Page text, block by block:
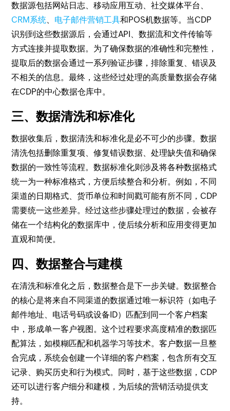
数据源包括网站日志、移动应用互动、社交媒体平台、
CRM系统、 电子邮件营销工具和POS机数据等。当CDP
识别到这些数据源后，会通过API、数据流和文件传输等
方式连接并提取数据。为了确保数据的准确性和完整性，
提取后的数据会通过一系列验证步骤，排除重复、错误及
不相关的信息。最终，这些经过处理的高质量数据会存储
在CDP的中心数据仓库中。
三、数据清洗和标准化
数据收集后，数据清洗和标准化是必不可少的步骤。数据
清洗包括删除重复项、修复错误数据、处理缺失值和确保
数据的一致性等流程。数据标准化则涉及将各种数据格式
统一为一种标准格式，方便后续整合和分析。例如，不同
渠道的日期格式、货币单位和时间戳可能有所不同，CDP
需要统一这些差异。经过这些步骤处理过的数据，会被存
储在一个结构化的数据库中，使后续分析和应用变得更加
直观和简便。
四、数据整合与建模
在清洗和标准化之后，数据整合是下一步关键。数据整合
的核心是将来自不同渠道的数据通过唯一标识符（如电子
邮件地址、电话号码或设备ID）匹配到同一个客户档案
中，形成单一客户视图。这个过程要求高度精准的数据匹
配算法，如模糊匹配和机器学习等技术。客户数据一旦整
合完成，系统会创建一个详细的客户档案，包含所有交互
记录、购买历史和行为模式。同时，基于这些数据，CDP
还可以进行客户细分和建模，为后续的营销活动提供支
持。